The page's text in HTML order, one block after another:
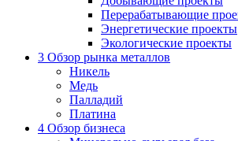
Перерабатывающие
Энергетические проекты
Экологические проекты
3 Обзор рынка металлов
Никель
Медь
Палладий
Платина
4 Обзор бизнеса